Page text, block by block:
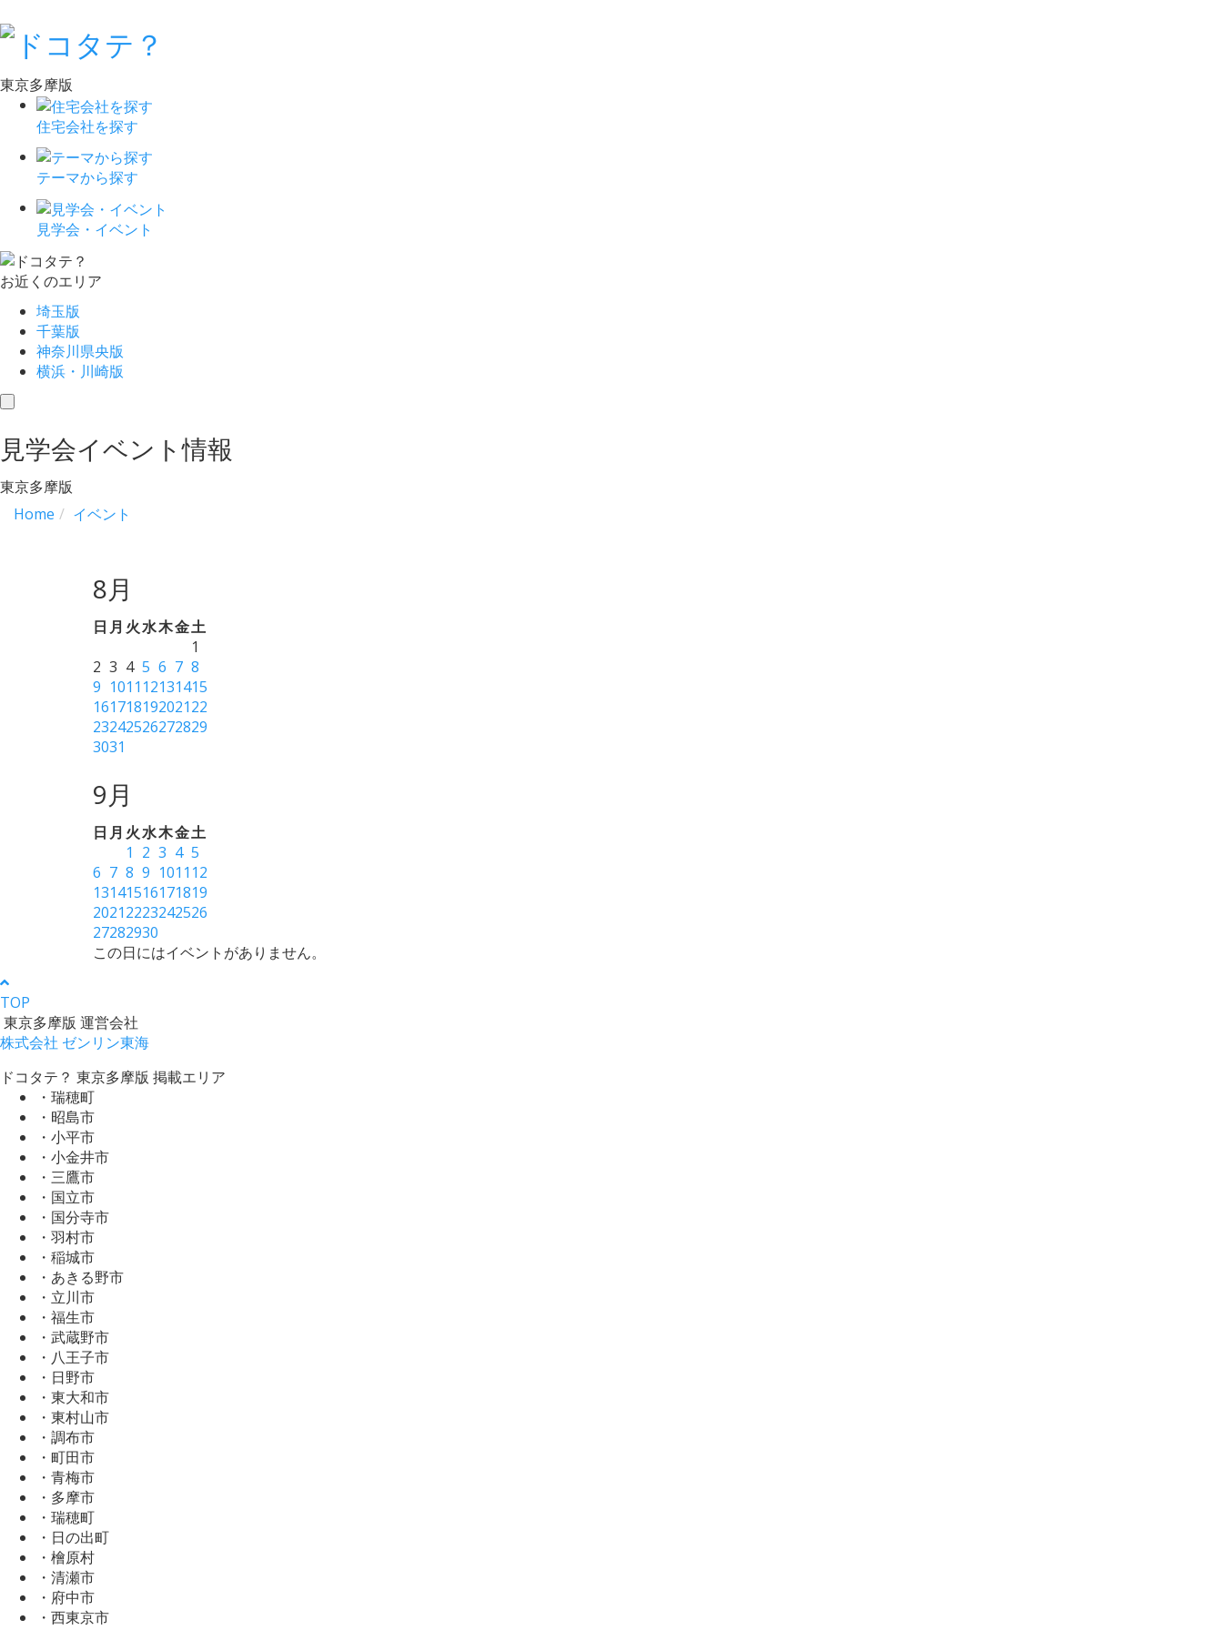
東京多摩版
住宅会社を探す
テーマから探す
見学会・イベント
お近くのエリア
埼玉版
千葉版
神奈川県央版
横浜・川崎版
toggle
見学会イベント情報
東京多摩版
Home
イベント
8月
日 月 火水木金土
1
2 3 4 5 6 7 8
9 1011 12131415
16171819202122
23242526272829
3031
9月
日 月 火水木金土
1 2 3 4 5
6 7 8 9 1011 12
13141516171819
20212223242526
27282930
この日にはイベントがありません。
TOP
東京多摩版 運営会社
株式会社 ゼンリン東海
ドコタテ？ 東京多摩版 掲載エリア
・瑞穂町
・昭島市
・小平市
・小金井市
・三鷹市
・国立市
・国分寺市
・羽村市
・稲城市
・あきる野市
・立川市
・福生市
・武蔵野市
・八王子市
・日野市
・東大和市
・東村山市
・調布市
・町田市
・青梅市
・多摩市
・瑞穂町
・日の出町
・檜原村
・清瀬市
・府中市
・西東京市